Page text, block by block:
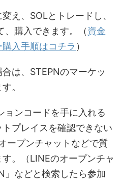
え、SOLとトレードし、
、購入できます。（資金
入手順はコチラ ）
は、STEPNのマーケッ
。
ョンコードを手に入れる
プレイスを確認できない
ープンチャットなどで質
。（LINEのオープンチャ
」などと検索したら参加